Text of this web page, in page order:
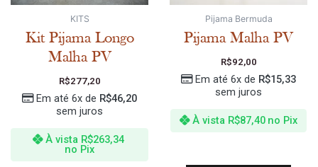
KITS
Kit Pijama Longo
Malha PV
R$277,20
À vista R$263,34
no Pix
Em até 6x de R$46,20
sem juros
Pijama Bermuda
Pijama Malha PV
R$92,00
À vista R$87,40 no Pix
Em até 6x de R$15,33
sem juros